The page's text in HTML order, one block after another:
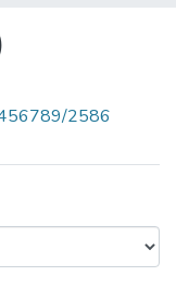
2586